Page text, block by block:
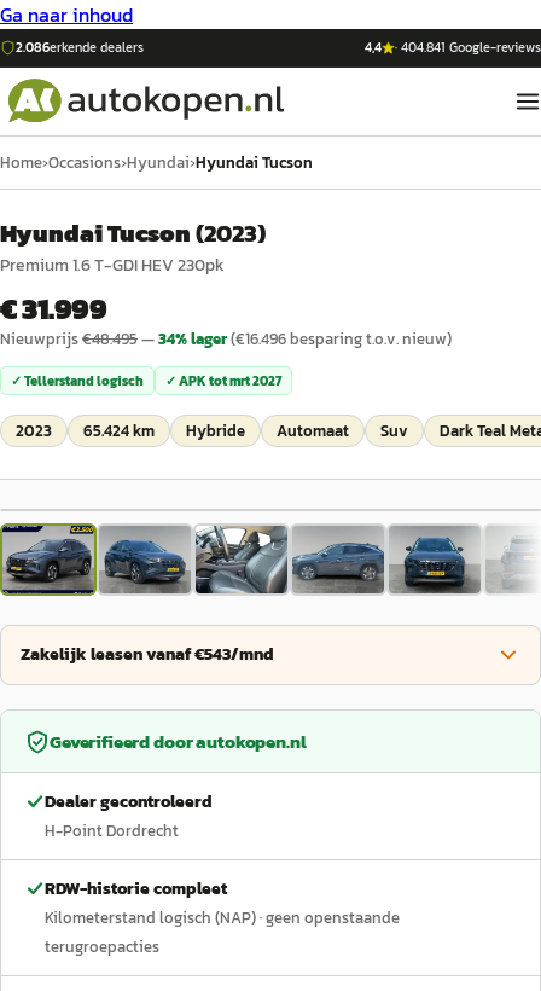
Ga naar inhoud
2.086erkende dealers 4,4 ·404.841 Google-reviews
Home›Occasions›Hyundai›Hyundai Tucson
Hyundai Tucson(2023)
Premium 1.6 T-GDI HEV 230pk
€ 31.999
Nieuwprijs€48.495—34% lager(€16.496besparing t.o.v. nieuw)
✓ Tellerstand logisch ✓ APK totmrt 2027
2023 65.424 km Hybride Automaat Suv Dark Teal
1/39
Zakelijk leasen vanaf €543/mnd
Geverifieerd doorautokopen.nl
Dealer gecontroleerd
H-Point Dordrecht
RDW-historie compleet
Kilometerstand logisch (NAP)· geen openstaande
terugroepacties